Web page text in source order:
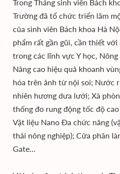
Trong Tháng sinh viên Bách
Trường đã tổ chức triển lãm
của sinh viên Bách khoa Hà
phẩm rất gần gũi, cần thiết với
trong các lĩnh vực Y học,
Nâng cao hiệu quả khoanh
hóa trên ảnh từ nội soi; Nước
nhiên hương dưa lưới; Xà
thống đo rung động tốc độ
Vật liệu Nano Đa chức năng
thải nông nghiệp); Cửa phân
Gate…